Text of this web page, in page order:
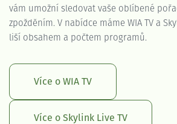
vám umožní sledovat vaše oblíbené
zpožděním. V nabídce máme WIA TV a
liší obsahem a počtem programů.
Více o WIA TV
Více o Skylink Live TV